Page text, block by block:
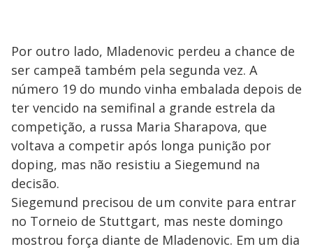
Por outro lado, Mladenovic perdeu a chance de
ser campeã também pela segunda vez. A
número 19 do mundo vinha embalada depois de
ter vencido na semifinal a grande estrela da
competição, a russa Maria Sharapova, que
voltava a competir após longa punição por
doping, mas não resistiu a Siegemund na
decisão.
Siegemund precisou de um convite para entrar
no Torneio de Stuttgart, mas neste domingo
mostrou força diante de Mladenovic. Em um dia